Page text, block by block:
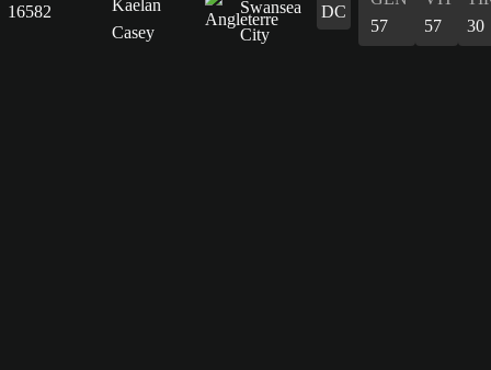
16582
Kaelan
Casey
DC
57
57
30